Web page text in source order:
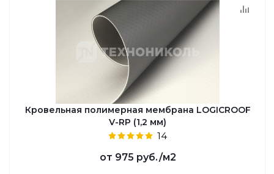
Кровельная полимерная мембрана LOGICROOF
V-RP (1,2 мм)
14
от 975 руб./м2